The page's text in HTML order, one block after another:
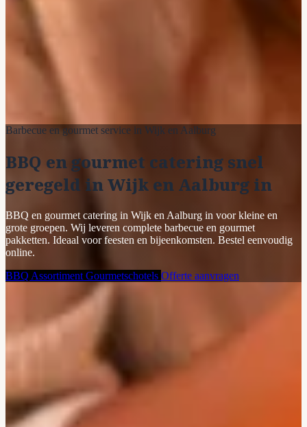
Barbecue en gourmet service in Wijk en Aalburg
BBQ en gourmet catering snel
geregeld in Wijk en Aalburg in
BBQ en gourmet catering in Wijk en Aalburg in voor kleine en
grote groepen. Wij leveren complete barbecue en gourmet
pakketten. Ideaal voor feesten en bijeenkomsten. Bestel eenvoudig
online.
BBQ Assortiment Gourmetschotels Offerte aanvragen